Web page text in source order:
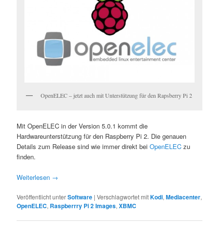
OpenELEC – jetzt auch mit Unterstützung für den Rapsberry Pi 2
Mit OpenELEC in der Version 5.0.1 kommt die
Hardwareunterstützung für den Raspberry Pi 2. Die genauen
Details zum Release sind wie immer direkt beiOpenELEC zu
finden.
Weiterlesen →
Veröffentlicht unterSoftware |Verschlagwortet mitKodi,Mediacenter,
OpenELEC, Raspberrry Pi 2 Images,XBMC